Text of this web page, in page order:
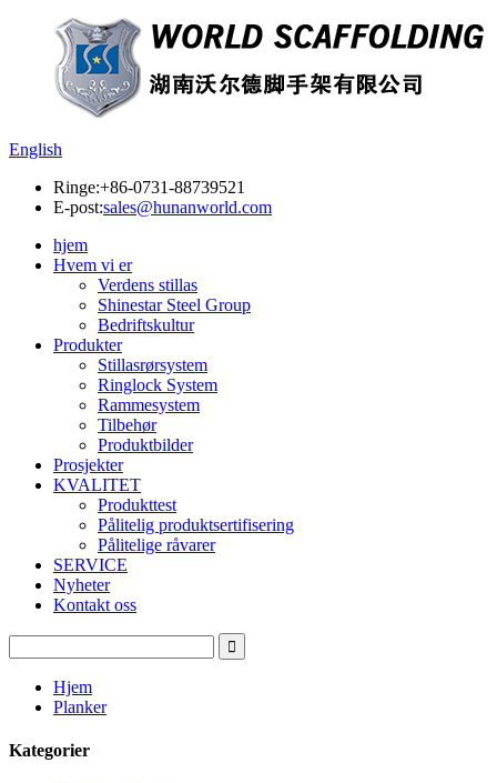
English
Ringe:+86-0731-88739521
E-post:sales@hunanworld.com
hjem
Hvem vi er
Verdens stillas
Shinestar Steel Group
Bedriftskultur
Produkter
Stillasrørsystem
Ringlock System
Rammesystem
Tilbehør
Produktbilder
Prosjekter
KVALITET
Produkttest
Pålitelig produktsertifisering
Pålitelige råvarer
SERVICE
Nyheter
Kontakt oss
Hjem
Planker
Kategorier